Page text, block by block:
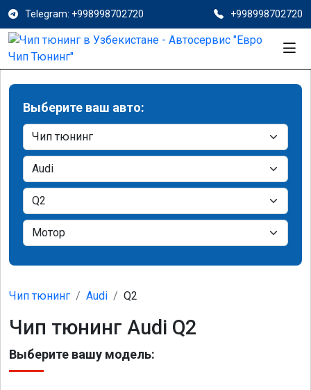
Telegram: +998998702720 +998998702720
Выберите ваш авто:
Чип тюнинг Audi Q2
Чип тюнинг Audi Q2
Выберите вашу модель: